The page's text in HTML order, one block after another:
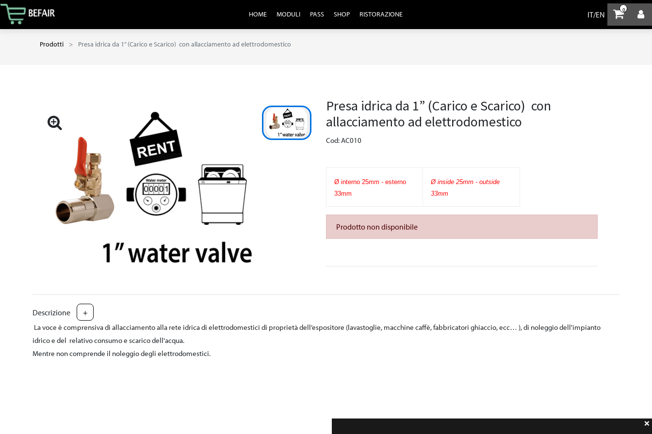
HOME MODULI PASS SHOP RISTORAZIONE
0
IT/EN
Prodotti Presa idrica da 1” (Carico e Scarico) con allacciamento ad elettrodomestico
Presa idrica da 1” (Carico e Scarico) con
allacciamento ad elettrodomestico
Cod: AC010
Ø interno 25mm - esterno
33mm
Ø inside 25mm - outside
33mm
Prodotto non disponibile
Descrizione +
La voce è comprensiva di allacciamento alla rete idrica di elettrodomestici di proprietà dell’espositore (lavastoglie, macchine caffè, fabbricatori ghiaccio, ecc… ), di noleggio dell'impianto
idrico e del relativo consumo e scarico dell'acqua.
Mentre non comprende il noleggio degli elettrodomestici.
della presa. In caso di richiesta ritardata, BOLOGNAFIERE non si ritiene impegnata a fornire i servizi richiesti.